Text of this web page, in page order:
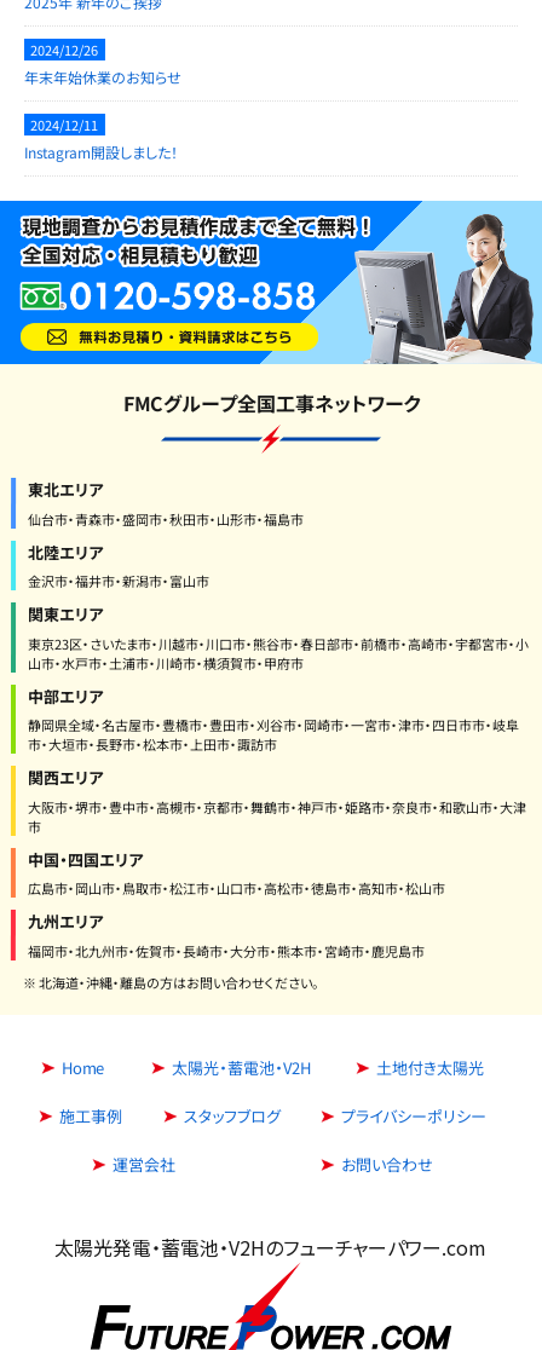
2024/12/26
年末年始休業のお知らせ
2024/12/11
Instagram開設しました！
FMCグループ全国工事ネットワーク
東北エリア
仙台市・青森市・盛岡市・秋田市・山形市・福島市
北陸エリア
金沢市・福井市・新潟市・富山市
関東エリア
東京23区・さいたま市・川越市・川口市・熊谷市・春日部市・前橋市・高崎市・宇都宮市・小
山市・水戸市・土浦市・川崎市・横須賀市・甲府市
中部エリア
静岡県全域・名古屋市・豊橋市・豊田市・刈谷市・岡崎市・一宮市・津市・四日市市・岐阜
市・大垣市・長野市・松本市・上田市・諏訪市
関西エリア
大阪市・堺市・豊中市・高槻市・京都市・舞鶴市・神戸市・姫路市・奈良市・和歌山市・大津
市
中国・四国エリア
広島市・岡山市・鳥取市・松江市・山口市・高松市・徳島市・高知市・松山市
九州エリア
福岡市・北九州市・佐賀市・長崎市・大分市・熊本市・宮崎市・鹿児島市
※ 北海道・沖縄・離島の方はお問い合わせください。
Home 太陽光・蓄電池・V2H 土地付き太陽光
施工事例 スタッフブログ プライバシーポリシー
運営会社 お問い合わせ
太陽光発電・蓄電池・V2Hのフューチャーパワー.com